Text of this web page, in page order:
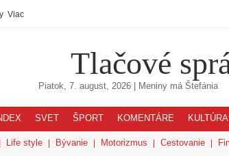
Viac
Tlačové
Piatok, 7. august, 2026 | Meniny má Štefánia
SVET ŠPORT KOMENTÁRE KULTÚRA
Life style Bývanie Motorizmus Cestovanie